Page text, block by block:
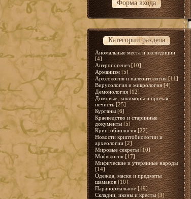
Форма входа
Категории раздела
Аномальные места и экспедиции
[4]
Антропогенез [10]
Арманизм [5]
Археология и палеонтология [11]
Вирусология и микрология [4]
Демонология [12]
Домовые, кикиморы и прочая
нечисть [25]
Курганы [6]
Краеведство и старинные
документы [5]
Криптобиология [22]
Новости криптобиологии и
археологии [2]
Мировые секреты [10]
Мифология [17]
Мифические и утерянные народы
[14]
Одежда, маски и предметы
шаманов [10]
Паранормальное [19]
Складни, иконы и кресты [3]